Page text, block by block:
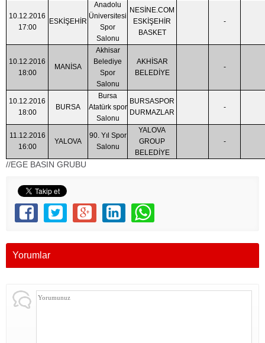
10.12.2016
17:00
ESKİŞEHİR
Anadolu
Üniversitesi
Spor
Salonu
NESİNE.COM
ESKİŞEHİR
BASKET
-
10.12.2016
18:00
MANİSA
Akhisar
Belediye
Spor
Salonu
AKHİSAR
BELEDİYE
-
10.12.2016
18:00
BURSA
Bursa
Atatürk spor
Salonu
BURSASPOR
DURMAZLAR
-
11.12.2016
16:00
YALOVA
90. Yıl Spor
Salonu
YALOVA
GROUP
BELEDİYE
-
//EGE BASIN GRUBU
Yorumlar